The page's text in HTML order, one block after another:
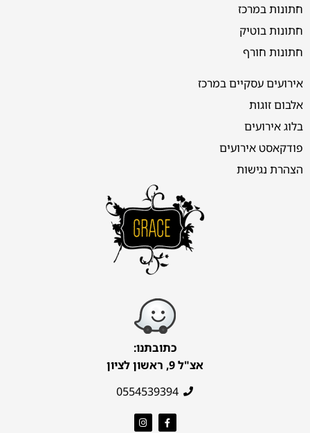
חתונות במרכז
חתונות בוטיק
חתונות חורף
אירועים עסקיים במרכז
אלבום זוגות
בלוג אירועים
פודקאסט אירועים
הצהרת נגישות
כתובתנו:
אצ"ל 9, ראשון לציון
0554539394